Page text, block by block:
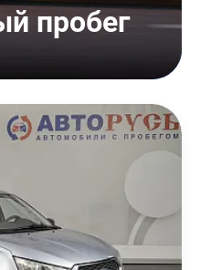
пробег